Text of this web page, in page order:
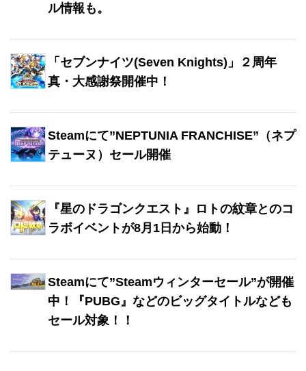
ル情報も。
「セブンナイツ(Seven Knights)」２周年
真・大感謝祭開催中！
Steamにて”NEPTUNIA FRANCHISE”（ネプ
テューヌ）セール開催
『星のドラゴンクエスト』ロトの紋章とのコ
ラボイベントが8月1日から始動！
Steamにて”Steamウィンターセール”が開催
中！『PUBG』などのビッグタイトルなども
セール対象！！